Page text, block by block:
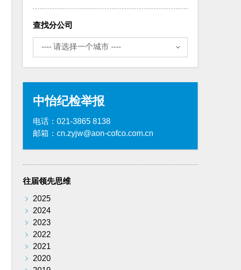
查找分公司
中怡纪检举报
电话：021-3865 8138
邮箱：cn.zyjw@aon-cofco.com.cn
往届领先思维
﹥
2025
﹥
2024
﹥
2023
﹥
2022
﹥
2021
﹥
2020